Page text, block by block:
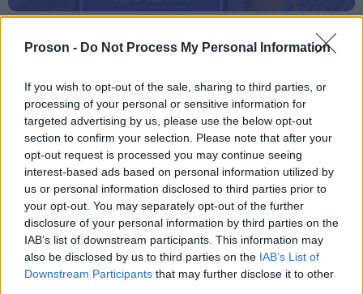
Proson - Do Not Process My Personal Information
If you wish to opt-out of the sale, sharing to third parties, or
processing of your personal or sensitive information for
targeted advertising by us, please use the below opt-out
section to confirm your selection. Please note that after your
opt-out request is processed you may continue seeing
interest-based ads based on personal information utilized by
us or personal information disclosed to third parties prior to
your opt-out. You may separately opt-out of the further
disclosure of your personal information by third parties on the
IAB’s list of downstream participants. This information may
also be disclosed by us to third parties on the IAB’s List of
Downstream Participants that may further disclose it to other
ΑΣΕΠ: Εξ αποστάσεως η πιο Εύκολη
Πιστοποίηση Υπολογιστών σε 2
μέρες
Μάθε πρώτος όλες τις σημαντικές
ειδήσεις.
Βάλε το proson.gr στα αποτελέσματα
αναζήτησης της Google